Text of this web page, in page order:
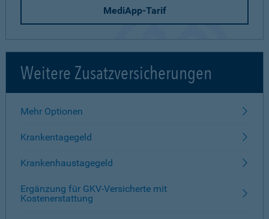
MediApp-Tarif
Weitere Zusatzversicherungen
Mehr Optionen
Krankentagegeld
Krankenhaustagegeld
Ergänzung für GKV-Versicherte mit
Kostenerstattung